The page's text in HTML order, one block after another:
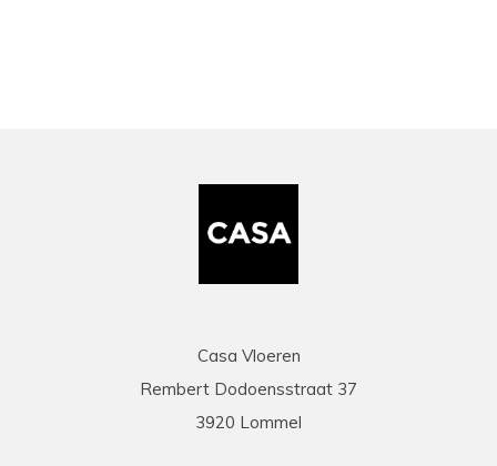
Casa Vloeren
Rembert Dodoensstraat 37
3920 Lommel